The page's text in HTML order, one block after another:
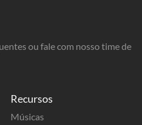
Recursos
Músicas
ou fale com nosso time de